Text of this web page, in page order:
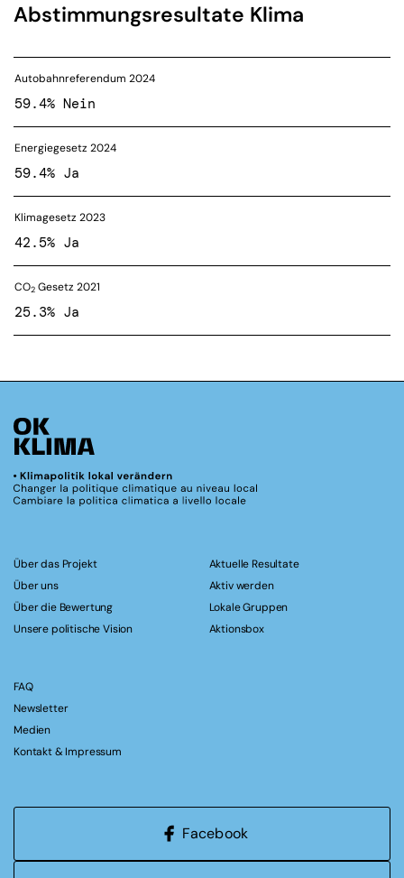
Abstimmungsresultate Klima
Autobahnreferendum 2024
59.4% Nein
Energiegesetz 2024
59.4% Ja
Klimagesetz 2023
42.5% Ja
CO2 Gesetz 2021
25.3% Ja
Über das Projekt
Über uns
Über die Bewertung
Unsere politische Vision
Aktuelle Resultate
Aktiv werden
Lokale Gruppen
Aktionsbox
FAQ
Newsletter
Medien
Kontakt & Impressum
Facebook